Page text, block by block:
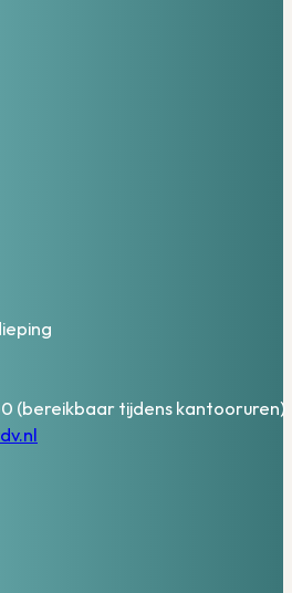
(bereikbaar tijdens kantooruren)